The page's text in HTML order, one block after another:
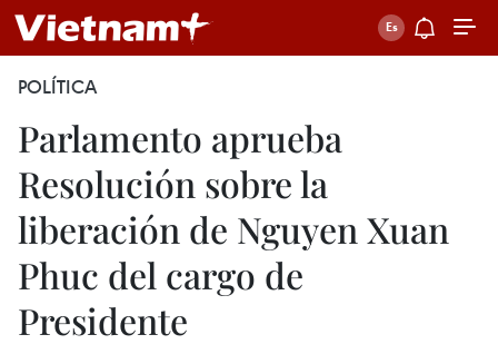
POLÍTICA
Parlamento aprueba
Resolución sobre la
liberación de Nguyen Xuan
Phuc del cargo de
Presidente